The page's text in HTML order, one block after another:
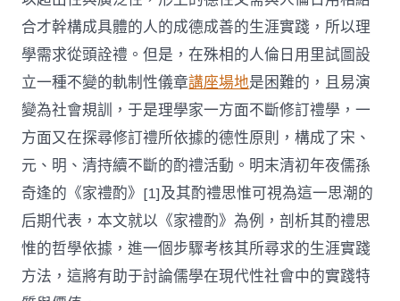
合才幹構成具體的人的成德成善的生涯實踐，所以理
學需求從頭詮禮。但是，在殊相的人倫日用里試圖設
立一種不變的軌制性儀章講座場地是困難的，且易演
變為社會規訓，于是理學家一方面不斷修訂禮學，一
方面又在探尋修訂禮所依據的德性原則，構成了宋、
元、明、清持續不斷的酌禮活動。明末清初年夜儒孫
奇逢的《家禮酌》[1]及其酌禮思惟可視為這一思潮的
后期代表，本文就以《家禮酌》為例，剖析其酌禮思
惟的哲學依據，進一個步驟考核其所尋求的生涯實踐
方法，這將有助于討論儒學在現代性社會中的實踐特